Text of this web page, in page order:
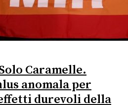
Caramelle.
anomala per
durevoli della